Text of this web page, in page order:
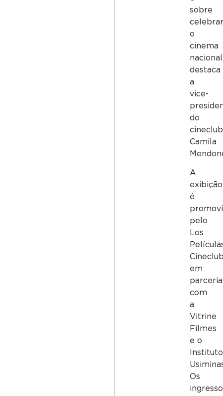
sobre
o
cinema
destaca
a
vice-
do
Camila
A
exibição
é
pelo
Los
em
parceria
com
a
Vitrine
Filmes
e o
Instituto
Os